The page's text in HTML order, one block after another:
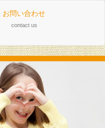
お問い合わせ
contact us